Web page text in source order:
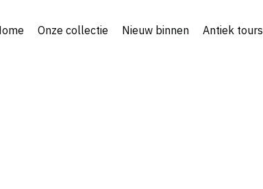
Onze collectie Nieuw binnen Antiek tours